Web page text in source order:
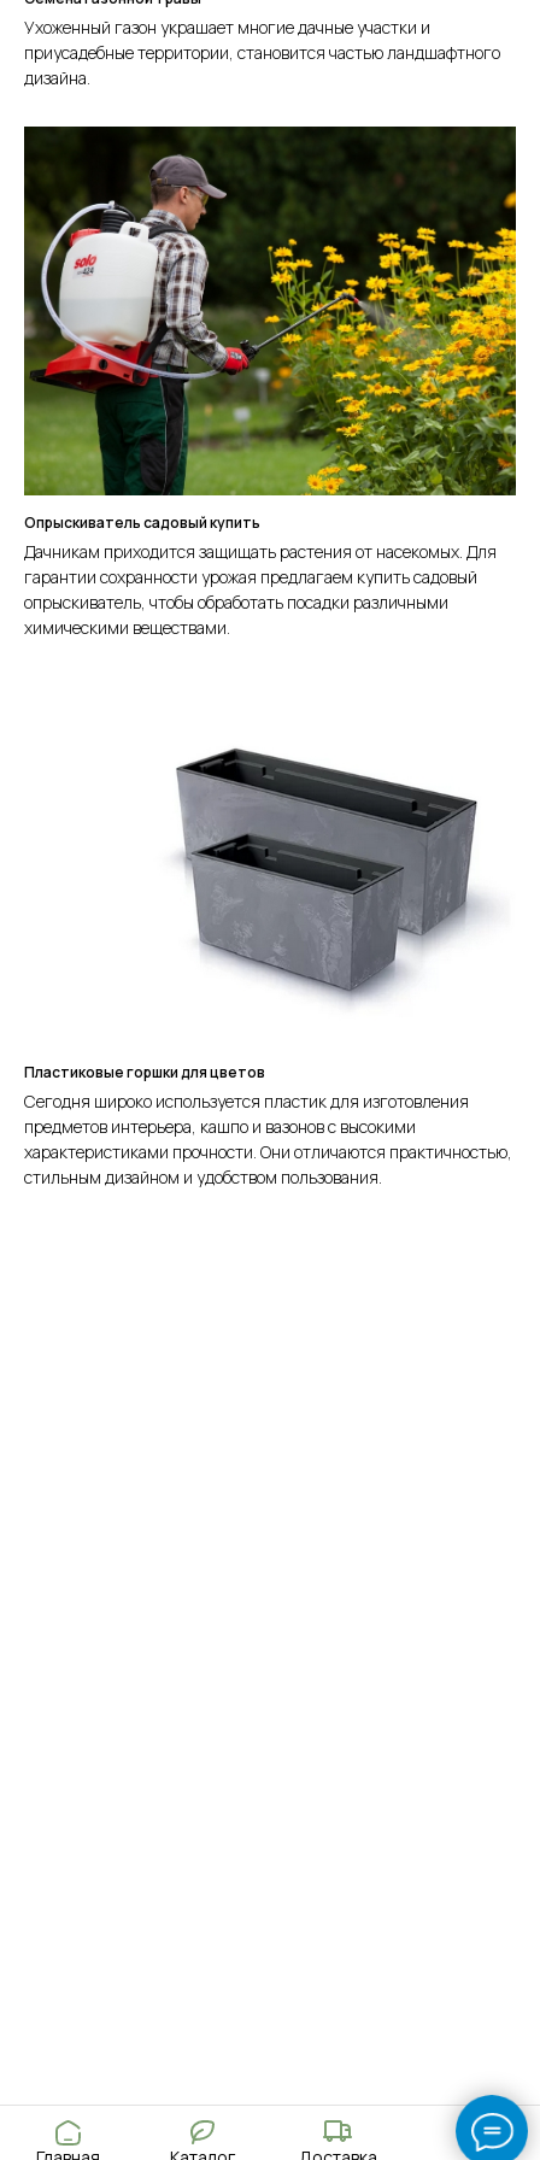
Ухоженный газон украшает многие дачные участки и
приусадебные территории, становится частью ландшафтного
дизайна.
Опрыскиватель садовый купить
Дачникам приходится защищать растения от насекомых. Для
гарантии сохранности урожая предлагаем купить садовый
опрыскиватель, чтобы обработать посадки различными
химическими веществами.
Пластиковые горшки для цветов
Сегодня широко используется пластик для изготовления
предметов интерьера, кашпо и вазонов с высокими
характеристиками прочности. Они отличаются практичностью,
стильным дизайном и удобством пользования.